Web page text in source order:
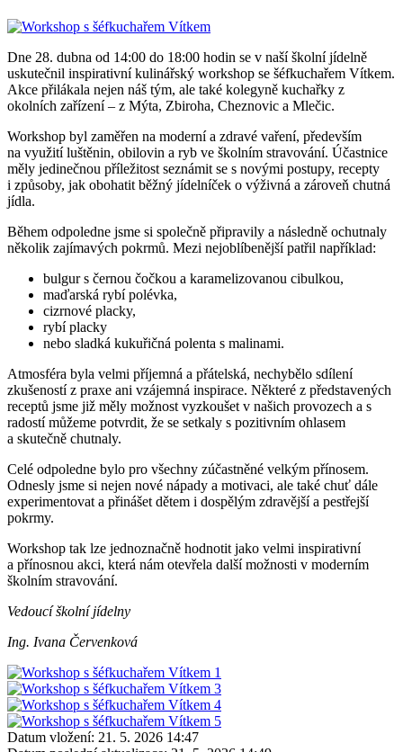
Dne 28. dubna od 14:00 do 18:00 hodin se v naší školní jídelně
uskutečnil inspirativní kulinářský workshop se šéfkuchařem Vítkem.
Akce přilákala nejen náš tým, ale také kolegyně kuchařky z
okolních zařízení – z Mýta, Zbiroha, Cheznovic a Mlečic.
Workshop byl zaměřen na moderní a zdravé vaření, především
na využití luštěnin, obilovin a ryb ve školním stravování. Účastnice
měly jedinečnou příležitost seznámit se s novými postupy, recepty
i způsoby, jak obohatit běžný jídelníček o výživná a zároveň chutná
jídla.
Během odpoledne jsme si společně připravily a následně ochutnaly
několik zajímavých pokrmů. Mezi nejoblíbenější patřil například:
bulgur s černou čočkou a karamelizovanou cibulkou,
maďarská rybí polévka,
cizrnové placky,
rybí placky
nebo sladká kukuřičná polenta s malinami.
Atmosféra byla velmi příjemná a přátelská, nechybělo sdílení
zkušeností z praxe ani vzájemná inspirace. Některé z představených
receptů jsme již měly možnost vyzkoušet v našich provozech a s
radostí můžeme potvrdit, že se setkaly s pozitivním ohlasem
a skutečně chutnaly.
Celé odpoledne bylo pro všechny zúčastněné velkým přínosem.
Odnesly jsme si nejen nové nápady a motivaci, ale také chuť dále
experimentovat a přinášet dětem i dospělým zdravější a pestřejší
pokrmy.
Workshop tak lze jednoznačně hodnotit jako velmi inspirativní
a přínosnou akci, která nám otevřela další možnosti v moderním
školním stravování.
Vedoucí školní jídelny
Ing. Ivana Červenková
Datum vložení: 21. 5. 2026 14:47